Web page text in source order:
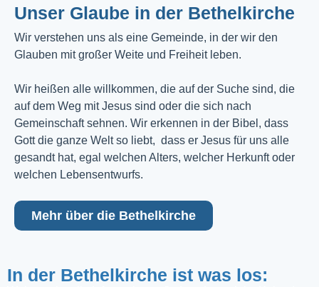
Unser Glaube in der Bethelkirche
Wir verstehen uns als eine Gemeinde, in der wir den
Glauben mit großer Weite und Freiheit leben.
Wir heißen alle willkommen, die auf der Suche sind, die
auf dem Weg mit Jesus sind oder die sich nach
Gemeinschaft sehnen. Wir erkennen in der Bibel, dass
Gott die ganze Welt so liebt, dass er Jesus für uns alle
gesandt hat, egal welchen Alters, welcher Herkunft oder
welchen Lebensentwurfs.
Mehr über die Bethelkirche
In der Bethelkirche ist was los: